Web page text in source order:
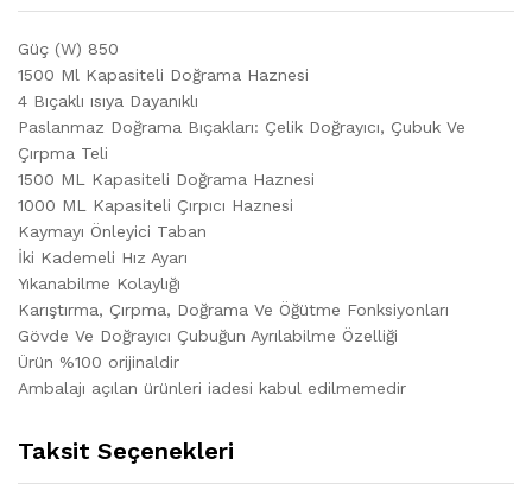
Güç (W) 850
1500 Ml Kapasiteli Doğrama Haznesi
4 Bıçaklı ısıya Dayanıklı
Paslanmaz Doğrama Bıçakları: Çelik Doğrayıcı, Çubuk Ve
Çırpma Teli
1500 ML Kapasiteli Doğrama Haznesi
1000 ML Kapasiteli Çırpıcı Haznesi
Kaymayı Önleyici Taban
İki Kademeli Hız Ayarı
Yıkanabilme Kolaylığı
Karıştırma, Çırpma, Doğrama Ve Öğütme Fonksiyonları
Gövde Ve Doğrayıcı Çubuğun Ayrılabilme Özelliği
Ürün %100 orijinaldir
Ambalajı açılan ürünleri iadesi kabul edilmemedir
Taksit Seçenekleri